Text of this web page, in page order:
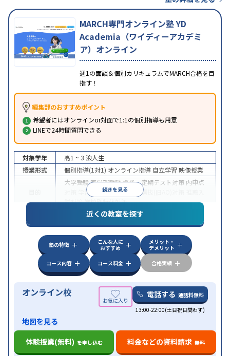
MARCH専門オンライン塾 YD
Academia（ワイディーアカデミ
ア）オンライン
週1の面談＆個別カリキュラムでMARCH合格を目
指す！
編集部のおすすめポイント
希望者にはオンラインor対面で1:1の個別指導も用意
LINEで24時間質問できる
続きを見る
対象学年 高1 ~ 3 浪人生
授業形式
個別指導(1対1) オンライン指導 自立学習 映像授業
大学受験医学部受験授業・定期テスト対策 内申点
学習習慣の定着 総合型選抜(旧AO)対策
試対策学校別特化対策
特徴
中高一貫校生に対応授業の振替可能
学習にPC・タブレットを利用オンライン対応1
科目から受講可能
近くの教室を探す
塾の特徴
こんな人に
おすすめ
メリット・
デメリット
コース内容
コース料金 合格実績
オンライン校 電話する 通話料無料
13:00-22:00(土日祝日問わず)
地図を見る
体験授業(無料) を申し込む 料金などの資料請求 無料